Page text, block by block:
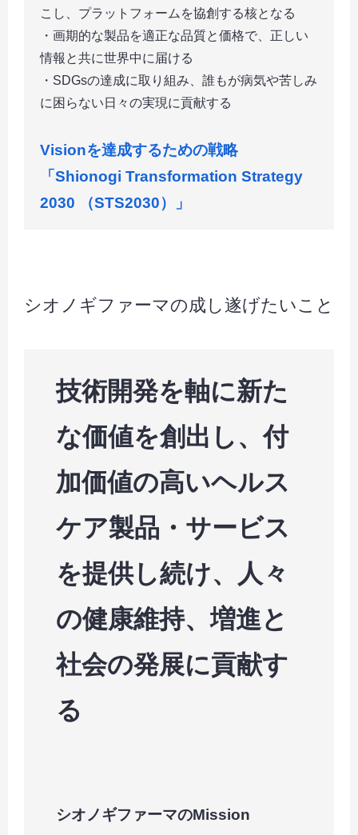
こし、プラットフォームを協創する核となる
・画期的な製品を適正な品質と価格で、正しい
情報と共に世界中に届ける
・SDGsの達成に取り組み、誰もが病気や苦しみ
に困らない日々の実現に貢献する
Visionを達成するための戦略
「Shionogi Transformation Strategy
2030 （STS2030）」
シオノギファーマの成し遂げたいこと
技術開発を軸に新た
な価値を創出し、付
加価値の高いヘルス
ケア製品・サービス
を提供し続け、人々
の健康維持、増進と
社会の発展に貢献す
る
シオノギファーマのMission